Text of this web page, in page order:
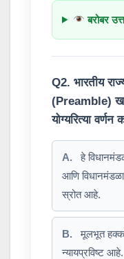
बरोबर
Q2. भारतीय
(Preamble)
योग्यरित्या वर्णन
A.
हे
आणि
स्रोत आहे.
B.
मूलभूत
न्यायप्रविष्ट आहे.